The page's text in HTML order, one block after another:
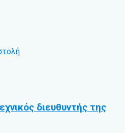
διευθυντής της